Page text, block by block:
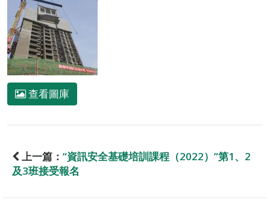
查看圖庫
上一篇： “資訊安全基礎培訓課程（2022）”第1、2
及3班接受報名